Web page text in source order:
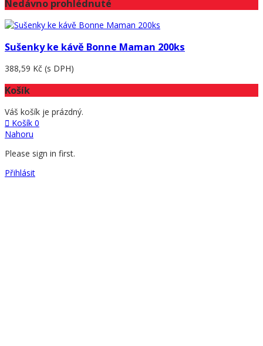
Nedávno prohlédnuté
Sušenky ke kávě Bonne Maman 200ks
388,59 Kč (s DPH)
Košík
Váš košík je prázdný.
Košík 0
Nahoru
Please sign in first.
Přihlásit